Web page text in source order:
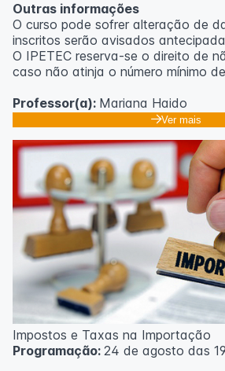
Outras informações
O curso pode sofrer alteração de
inscritos serão avisados
O IPETEC reserva-se o direito de
caso não atinja o número mínimo
Professor(a): Mariana Haido
Ver mais
Impostos e Taxas na Importação
Programação: 24 de agosto das